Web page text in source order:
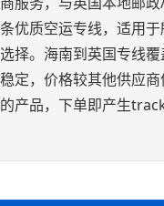
优质空运专线，适用于
择。海南到英国专线
定，价格较其他供应
产品，下单即产生